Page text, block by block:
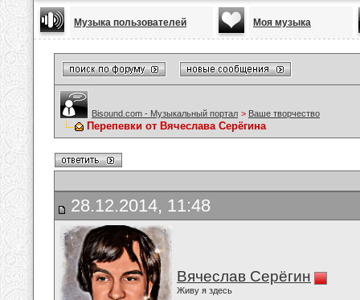
Музыка пользователей Моя музыка
Bisound.com - Музыкальный портал > Ваше творчество
Перепевки от Вячеслава Серёгина
28.12.2014, 11:48
Вячеслав Серёгин
Живу я здесь